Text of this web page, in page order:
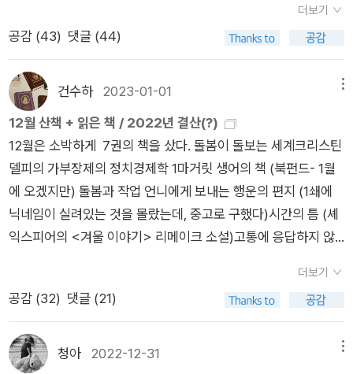
주어질 수도 있었다. 용기와 소망은 한쪽으로 치워 놓아야 했다.
그래서 나는 그것들을 결의의 자물쇠로 잠가두었다. 그 후로 '시
간'도 '유혹'도 그 자물쇠를 열지 못했다. - P221학교에 주기적으
로 찾아오는 의사인 존 그레이엄은 학생인 지네브라 팬쇼를 사랑
한다. 하지만 팬쇼는 이쁘고 재능도 많아서 인기가 많다. 요즘 말
로 하면 여자는 그냥 썸을 좀 탔다고 해야 할까 아니면 다리를 좀
걸쳤다고 해야할까 그랬던 것이지만 존 선생은 진심이었다. 짝사
랑은 끝이 났고 슬퍼하는 그의 모습을 보며 루시는 마음이 흔들린
다. 그는 미소를 띠고 있었지만 눈에는 우수가 어려 있었다. 그의
마음이 편안해지기를 내가 얼마나 바랐던지! 그가 그런 일로 가슴
앓이를 하는 걸 보고 얼마나 슬펐던지! 그가, 그렇게 훌륭한 그가
짝사랑을 해야 하다니! 그 당시에 나는 몰랐다. 사람에 따라서는
실패에 대해 곱씹을 때 가장 훌륭한 면모가 드러나며, 어떤 약초
것'을. - P238모든 것은 시간이 약이라고 했던가. 존 그레이엄은
슬픔에서 빠져나온다. 하지만 루시는 그를 향한 마음이 커져 가면
같은 내적 공간이 아니라 세계 자체가 될 때는 그 어떤 사회적 실
행 가능성이 없다는 것과 같은 의미라는 점에서 우리를 울적하게
한다. 무엇보다도 가장 실망스러운 것은 폭력에 대한 남성의 집착
이 아니라 한곳에 정주하려는 여자아이의 무가치하고 쓸모없는
꿈이다. 여자아이는 아무것도 하지 않은 채 자리에 가만히 앉아
(여성에게 기대되는 '양육' 행위도 하지 않고) '남자와 동물의 침
입'(이는 참으로 놀라운 결합이다)을 기다린다고 말하고 있기 때
문이다. -p.430에릭슨을 모르고 에릭슨이 쓴 책을 읽어본 적도
없지만, 여기서 케이트 밀렛이 말하려는 바, 그러니까 '여자아이
입을 기다린다'고 말한 부분에서, 나는 바로 이와 같은 이유로 엄
청나게 빡쳐서 리뷰를 썼던 책, [매디슨 카운티의 다리]가 생각나
버렸다. '가만히 앉아서 남자의 침입을 기다린' 대표적인 인물이
매디슨 카운티의 다리 바로 그녀가 아닌가. 내가 쓴 리뷰는 여
기 https://blog.aladin.co.kr/fallen77/8954224남주 로버트
문했음에도 도킨스는 얼마간 최재천 교수를 문 앞에 그대로 세워
도 방문객에게 들어오라는 말을 하지 않고 돌아섰다고. 결국 최
교수는 '들어가서 이야기 나누어도 되겠냐?'고 묻고 나서야 안으
로 입장할 수 있었다. 이어진 인터뷰도 마찬가지였다. 도킨스는
전혀 호의적이지 않았고 모든 질문에 짧게 대답했다고 한다. 누구
라도 무척 불쾌하고 당황스러웠으리라. 이에 최재천 교수는 '나는
당신의 많은 책들을 번역했고 당신의 펜이다. [이기적 유전자]는
차가운 머리로 쓴 것 같고 당신 다운 논리정연함이 돋보이는데
[만들어진 신]은 뜨거운 가슴으로 쓴 글이다. 당신답지 않다. 대
필한 것 아니냐? 당신이 직접 쓴게 맞냐?'라고 물었다고 한다. 여
기 격노한 리처드 도킨스는 대체 어떤 부분이 그렇냐며 예정된 1
시간을 훌쩍 넘어선 4시간 이상을 최재천 교수와의 대화에 할애
했다고 한다. 이 에피소드를 듣고 생각해 보니 나는 차가운 머리
로 쓴 글보다는 뜨거운 가슴으로 쓴 글을 선호했다는 걸 알게되었
도 두려운 것들을 찾는 내 심리를 기이하다고만 생각했다. 마음에
공존하는 공존이 불가능할것 같은 감정들이 가장 그 사람을 잘 드
러낸다는데, 사실 그건 내것이라도 스스로 파악하기 힘드니까 .
제3자의 시각에서 봐야하는 그런 종류여서 나의 증상들의 원인
을 알아내기가 쉽지 않았다. 다만 영리한 사람들은 그게 약점이란
걸 알기에 되도록 자신의 본모습을 잘 숨기고 그렇지 못한 사람들
은 말과 행동에서 수없이 유출한다는 것 정도는 알고있다. 심한경
우 자발적으로 떠벌린다. (나도 좀 그런편)이것도 나름의 비극인
데 다행히 남의 비극을 거울삼을 수 있는 사람들에게는 도움을 줄
수 있으니 유익한 비극이기도 하다.「빌레트」의 루시 스노우는 그
런 약점을 무표정의 베일아래 감추는데 남다른 재능이 있다. 이
한 폭풍이 몰아친다.) 그런 재능외에는 갖고 있는 재산도, 가족도
을 벗어나 빌레트란 도시에서 영어교사가 된다. 마침 그 학교의
가 이래서 컴으로 접속해서 글을 쓰지 않건만, 일목요연하게 책
한 권씩 올려 글을 쓰려면 컴으로 접속할 수밖에 없는데,부글부글
책을 129 권을 읽었다. (놀라지 마세요. 130 권은 못 채웠고, 그
리고 저보다 더 많은 책을 읽은 자들이 알라딘에 수두룩 하잖아
요?) 암튼, 내가 읽은 책 권수에 놀라 잘못 세었나? 다시 세어 봐
도 129권!원인이 뭘까? 분석해 보니 후반기에 시집을 좀 읽었더
니 권 수를 가득 채움.^^(여러분 읽은 책 권 수 채우시려면 시집을
읽으세요^^)책은 제법 읽은 것 같은데 막상 막 좋았었던 책을 추
스리니 그렇게 눈에 들어오는 것은 그닥 없어 보여 의문이었다가,
막상 순위 정하려고 보니 책 제목들이 눈에 밟히기 시작했다. 결
정을 잘 못하는 나로선 남들처럼 쿨하게 딱 세 권! 딱 다섯 권! 딱
한 권!이렇게 정하기가 넘 어렵더라는~그래서 가장 좋았던 책 고
르라는 제목의 서술형은 답하기가 참 곤란하던데...암튼 분야별로
그냥 느낌이 좋았던 책들 위주로 올려 보련다.우선 허구헌날 읽는
책은 소설 아니면 에세이 종류다 보니 소설 분야부터 찾아보았는
더보기
공감 (43) 댓글 (44)
건수하2023-01-01
12월 산책 + 읽은 책 / 2022년 결산(?)
12월은 소박하게 7권의 책을 샀다. 돌봄이 돌보는 세계크리스틴
델피의 가부장제의 정치경제학 1마거릿 생어의 책 (북펀드- 1월
에 오겠지만) 돌봄과 작업 언니에게 보내는 행운의 편지 (1쇄에
닉네임이 실려있는 것을 몰랐는데, 중고로 구했다)시간의 틈 (셰
익스피어의 <겨울 이야기> 리메이크 소설)고통에 응답하지 않
이 동요하지 않은 나, 장하다. (사실은 사놓고 안 읽은 책이 너무
많아서 더 살 책이 많지 않...)읽기는 9권을 읽었고, 10월부터 시
서 읽기를 마쳤는데 100권째이기도 했기에 뿌듯했다. 올해 읽은
더보기
공감 (32) 댓글 (21)
청아 2022-12-31